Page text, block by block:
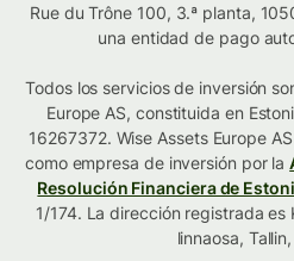
Rue du Trône 100, 3.ª planta,
una entidad de pago
Todos los servicios de inversión
Europe AS, constituida en
16267372. Wise Assets Europe
como empresa de inversión por la
Resolución Financiera de
1/174. La dirección registrada es
linnaosa,